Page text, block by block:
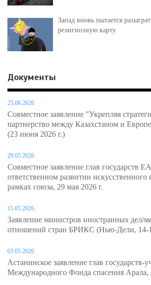
Запад вновь пытается
религиозную карту
Документы
25.06.2026
Совместное заявление "Укрепляя
партнерство между Казахстаном и
(23 июня 2026 г.)
29.05.2026
Совместное заявление глав государств
ответственном развитии искусственного
рамках союза, 29 мая 2026 г.
15.05.2026
Заявление министров иностранных дел/
отношений стран БРИКС (Нью-Дели, 14-
03.05.2026
Астанинское заявление глав государств-
Международного Фонда спасения Арала,